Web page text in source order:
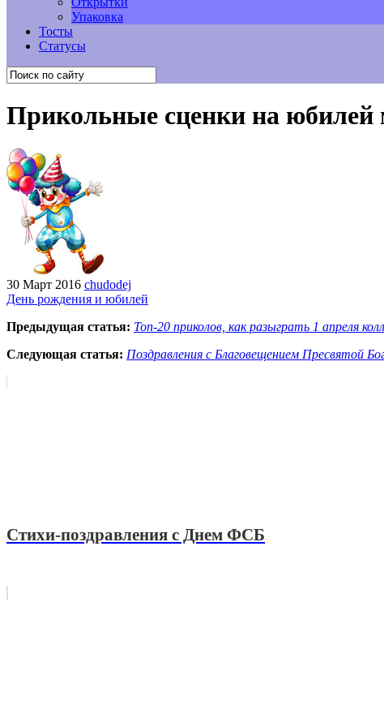
Упаковка
Тосты
Статусы
Прикольные сценки на
30 Март 2016 chudodej
День рождения и юбилей
Предыдущая статья: Топ-20 приколов, как разыграть 1 апреля
Следующая статья: Поздравления с Благовещением Пресвятой
Стихи-поздравления с Днем ФСБ